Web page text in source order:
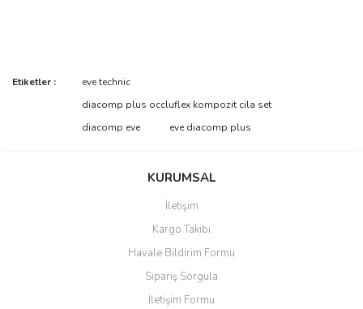
Bu ürüne ilk yorumu siz yapın!
Bu ürünün fiyat bilgisi, resim, ürün açıklamalarında ve diğer
tarafımıza iletebilirsiniz.
Görüş ve önerileriniz için teşekkür ederiz.
Ürün bilgilerinde hatalar bulunuyor.
Ürün fiyatı diğer sitelerden daha pahalı.
Bu ürüne benzer farklı alternatifler olmalı.
Etiketler :
eve technic
diacomp plus occluflex kompozit cila set
diacomp eve
eve diacomp plus
KURUMSAL
İletişim
Kargo Takibi
Havale Bildirim Formu
Sipariş Sorgula
İletişim Formu